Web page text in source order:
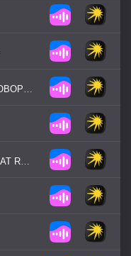
РОМАН РАЗУМ / ГРУППА НОВОРОССИЯ - АРМИЯ, ФЛОТ, АВИАЦИЯ
РОМАН ВОРОБЬЁВ / DA BEAT RECORDZ - ЮНЫЙ ГЕРОЙ